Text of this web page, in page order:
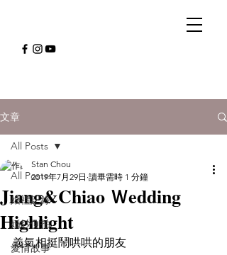
文章
All Posts
婚禮記錄
婚紗側拍
愛情故事
All Posts
Jiang&Chiao Ｗedding
Highlight
Stan Chou
2019年7月29日 讀畢需時 1 分鐘
義氣相挺鬧哄哄的朋友